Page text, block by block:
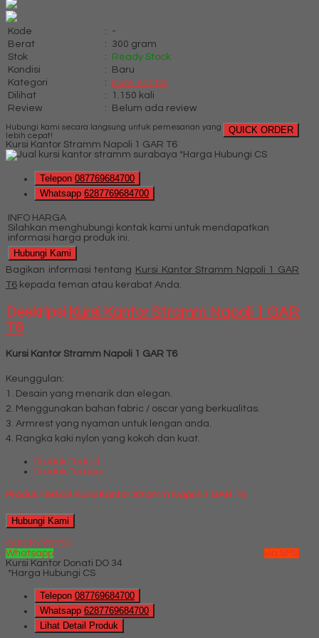
Kode :
-
Berat
:
300 gram
Stok
:
Ready Stock
Kondisi
:
Baru
Kategori
:
Kursi Kantor
Dilihat
:
1.150 kali
Review
: Belum ada review
QUICK ORDER
Hubungi kami secara langsung untuk pemesanan yang
lebih cepat!
Kursi Kantor Stramm Napoli 1 GAR T6
*Harga Hubungi CS
Telepon 087769684700
Whatsapp 6287769684700
INFO HARGA
Silahkan menghubungi kontak kami untuk mendapatkan
informasi harga produk ini.
Hubungi Kami
Bagikan informasi tentang Kursi Kantor Stramm Napoli 1 GAR
T6 kepada teman atau kerabat Anda.
Deskripsi Kursi Kantor Stramm Napoli 1 GAR
T6
Kursi Kantor Stramm Napoli 1 GAR T6
Keunggulan:
1. Desain yang menarik dan elegan.
2. Menggunakan bahan fabric / oscar yang berkualitas.
3. Armrest yang nyaman untuk lengan anda.
4. Rangka kaki nylon yang kokoh dan kuat.
Produk Terkait
Produk Terbaru
Produk Terkait Kursi Kantor Stramm Napoli 1 GAR T6
Hubungi Kami
QUICK ORDER
Whatsapp
via SMS
Kursi Kantor Donati DO 34
*Harga Hubungi CS
Telepon 087769684700
Whatsapp 6287769684700
Lihat Detail Produk